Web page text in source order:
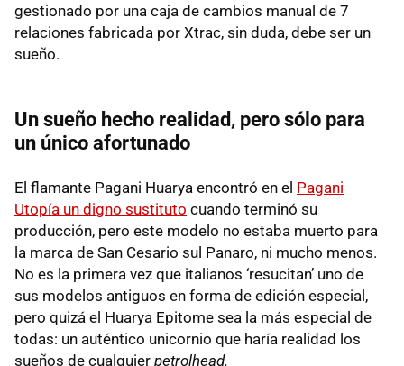
gestionado por una caja de cambios manual de 7
relaciones fabricada por Xtrac, sin duda, debe ser un
sueño.
Un sueño hecho realidad, pero sólo para
un único afortunado
El flamante Pagani Huarya encontró en el Pagani
Utopía un digno sustituto cuando terminó su
producción, pero este modelo no estaba muerto para
la marca de San Cesario sul Panaro, ni mucho menos.
No es la primera vez que italianos ‘resucitan’ uno de
sus modelos antiguos en forma de edición especial,
pero quizá el Huarya Epitome sea la más especial de
todas: un auténtico unicornio que haría realidad los
sueños de cualquier petrolhead.